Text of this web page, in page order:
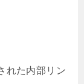
れた内部リン